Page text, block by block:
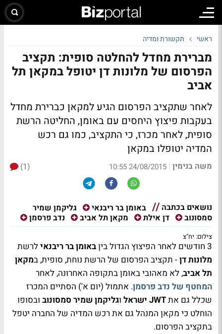
ראשי תקשורת ומדיה
מברירת מחדל להחלטה סופית: תקציב
הפרסום של מלונות דן יטופל במקאן תל
אביב
לאחר שתקציב הפרסום הגיע למקאן כברירת מחדל
בעקבות פיצוץ היחסים עם באומן, החליטה הרשת
סופית, לאחר מכרז, כי התקציב, כמו גם רכש
המדיה יטופלו במקאן
משה בנימין |
24/08/2015 10:55
(1)
נושאים בכתבה באומן בר ריבנאי
גליקמן שמיר
סמסונוב
דן אילת מקאן תל אביב נדב פרסמן
צילום: יח"צ
3 חודשים לאחר הפיצוץ הגדול בין באומן בר ריבנאילרשת
מלונות דן- תקציב הפרסום של הרשת נוחת, סופית, במקאן
תל אביב, לא מאהובי באומן בתקופה האחרונה, לאחר
המחטף של נדב פרסמן. אתמול (יום א') הסתיים המכרז
שכלל גם אתJWT ישראל וגליקמן שמיר סמסונוב ובסופו
הוחלט כי מקאן המנהל גם את רכש המדיה של החברה יטפל
בתקציב הפרסום.